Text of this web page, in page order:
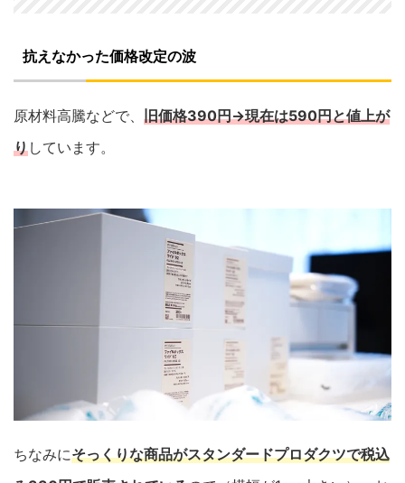
抗えなかった価格改定の波
原材料高騰などで、 旧価格390円→現在は590円と値上が
りしています。
ちなみにそっくりな商品がスタンダードプロダクツで税込